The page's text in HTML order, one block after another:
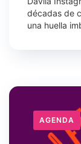
décadas de
una huella
AGENDA